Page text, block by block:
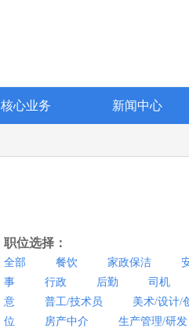
核心业务 新闻中心
职位选择：
全部 餐饮 家政保洁
事
行政 后勤 司机
意
普工/技术员 美术/设计/
位
房产中介 生产管理/研发